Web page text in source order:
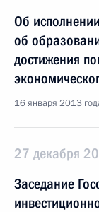
Об
об
достижения
16 января 2013
27 декабря
Заседание